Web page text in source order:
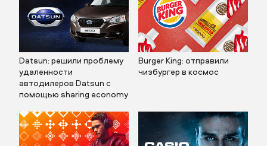
Datsun: решили проблему
удаленности
автодилеров Datsun с
помощью sharing economy
Burger King: отправили
чизбургер в космос